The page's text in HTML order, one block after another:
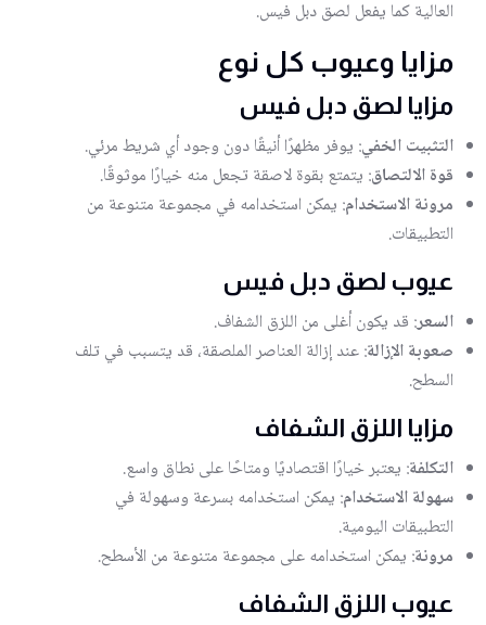
العالية كما يفعل لصق دبل فيس.
مزايا وعيوب كل نوع
مزايا لصق دبل فيس
التثبيت الخفي: يوفر مظهرًا أنيقًا دون وجود أي شريط مرئي.
قوة الالتصاق: يتمتع بقوة لاصقة تجعل منه خيارًا موثوقًا.
مرونة الاستخدام: يمكن استخدامه في مجموعة متنوعة من
التطبيقات.
عيوب لصق دبل فيس
السعر: قد يكون أغلى من اللزق الشفاف.
صعوبة الإزالة: عند إزالة العناصر الملصقة، قد يتسبب في تلف
السطح.
مزايا اللزق الشفاف
التكلفة: يعتبر خيارًا اقتصاديًا ومتاحًا على نطاق واسع.
سهولة الاستخدام: يمكن استخدامه بسرعة وسهولة في
التطبيقات اليومية.
مرونة: يمكن استخدامه على مجموعة متنوعة من الأسطح.
عيوب اللزق الشفاف